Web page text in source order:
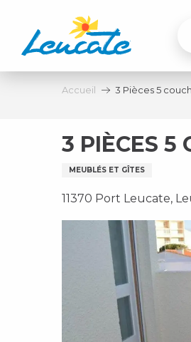
contenu
principal
Accueil 3 Pièces 5
3 PIÈCES 5
MEUBLÉS ET GÎTES
11370 Port Leucate,